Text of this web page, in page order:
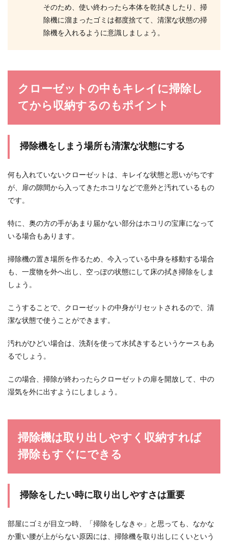
そのため、使い終わったら本体を乾拭きしたり、掃
除機に溜まったゴミは都度捨てて、清潔な状態の掃
除機を入れるように意識しましょう。
クローゼットの中もキレイに掃除し
てから収納するのもポイント
掃除機をしまう場所も清潔な状態にする
何も入れていないクローゼットは、キレイな状態と思いがちです
が、扉の隙間から入ってきたホコリなどで意外と汚れているもの
です。
特に、奥の方の手があまり届かない部分はホコリの宝庫になって
いる場合もあります。
掃除機の置き場所を作るため、今入っている中身を移動する場合
も、一度物を外へ出し、空っぽの状態にして床の拭き掃除をしま
しょう。
こうすることで、クローゼットの中身がリセットされるので、清
潔な状態で使うことができます。
汚れがひどい場合は、洗剤を使って水拭きするというケースもあ
るでしょう。
この場合、掃除が終わったらクローゼットの扉を開放して、中の
湿気を外に出すようにしましょう。
掃除機は取り出しやすく収納すれば
掃除もすぐにできる
掃除をしたい時に取り出しやすさは重要
部屋にゴミが目立つ時、「掃除をしなきゃ」と思っても、なかな
か重い腰が上がらない原因には、掃除機を取り出しにくいという